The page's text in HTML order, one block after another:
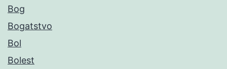
Bog
Bogatstvo
Bol
Bolest